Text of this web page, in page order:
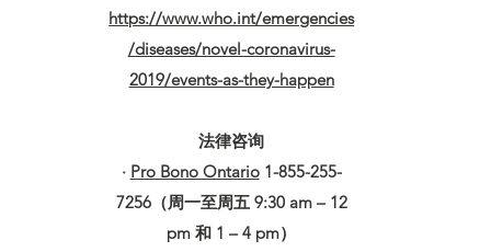
https://www.who.int/emergencies
/diseases/novel-coronavirus-
2019/events-as-they-happen
法律咨询
· Pro Bono Ontario1-855-255-
7256（周一至周五 9:30 am – 12
pm 和 1 – 4 pm）